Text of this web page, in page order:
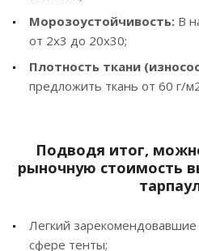
Морозоустойчивость: В
от 2х3 до 20х30;
Плотность ткани
предложить ткань от 60 г/
Подводя итог,
рыночную стоимость
Легкий зарекомендовавшие
сфере тенты;